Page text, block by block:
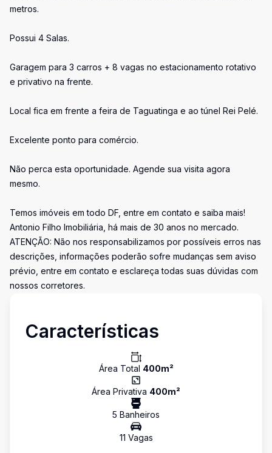
metros.
Possui 4 Salas.
Garagem para 3 carros + 8 vagas no estacionamento rotativo
e privativo na frente.
Local fica em frente a feira de Taguatinga e ao túnel Rei Pelé.
Excelente ponto para comércio.
Não perca esta oportunidade. Agende sua visita agora
mesmo.
Temos imóveis em todo DF, entre em contato e saiba mais!
Antonio Filho Imobiliária, há mais de 30 anos no mercado.
ATENÇÃO: Não nos responsabilizamos por possíveis erros nas
descrições, informações poderão sofre mudanças sem aviso
prévio, entre em contato e esclareça todas suas dúvidas com
nossos corretores.
Características
Área Total 400m²
Área Privativa 400m²
5 Banheiros
11 Vagas